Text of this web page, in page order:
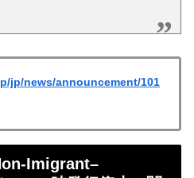
jp/news/announcement/101
Imigrant–